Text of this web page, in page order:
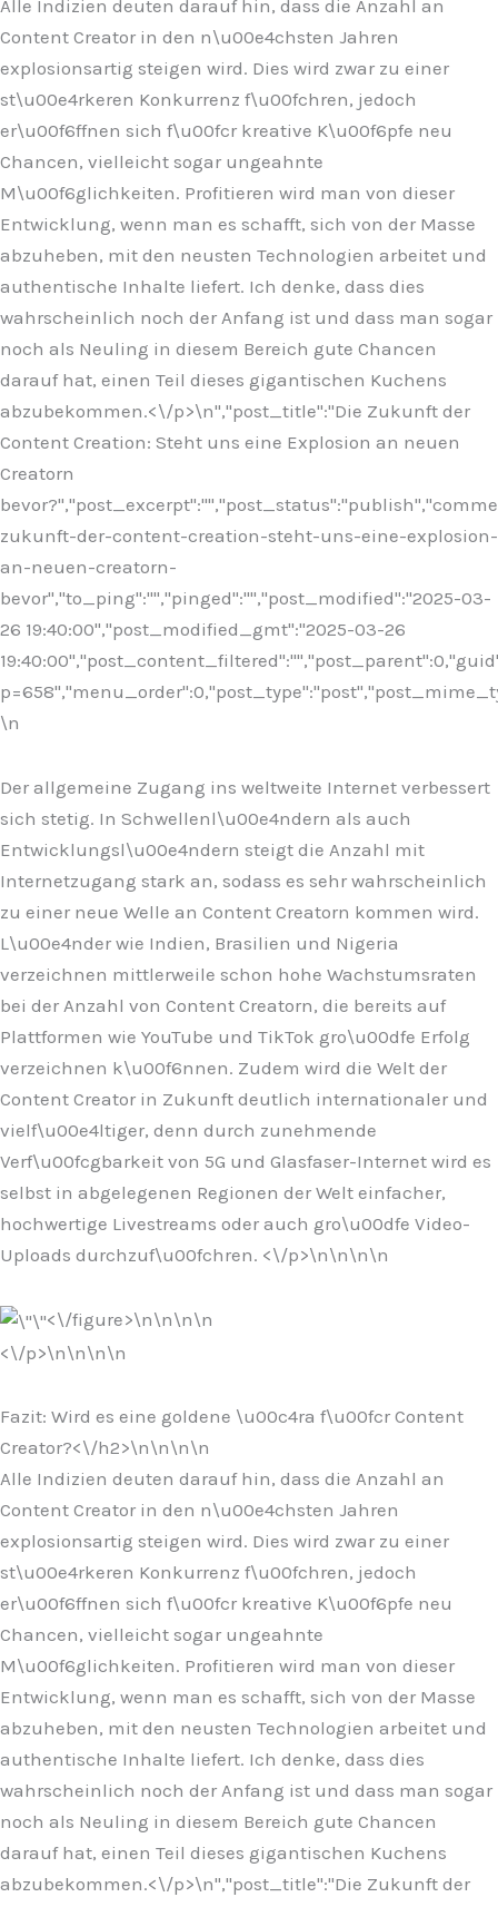
Alle Indizien deuten darauf hin, dass die Anzahl an
Content Creator in den n\u00e4chsten Jahren
explosionsartig steigen wird. Dies wird zwar zu einer
st\u00e4rkeren Konkurrenz f\u00fchren, jedoch
er\u00f6ffnen sich f\u00fcr kreative K\u00f6pfe neu
Chancen, vielleicht sogar ungeahnte
M\u00f6glichkeiten. Profitieren wird man von dieser
Entwicklung, wenn man es schafft, sich von der Masse
abzuheben, mit den neusten Technologien arbeitet und
authentische Inhalte liefert. Ich denke, dass dies
wahrscheinlich noch der Anfang ist und dass man sogar
noch als Neuling in diesem Bereich gute Chancen
darauf hat, einen Teil dieses gigantischen Kuchens
abzubekommen.<\/p>\n","post_title":"Die Zukunft der
Content Creation: Steht uns eine Explosion an neuen
Creatorn
zukunft-der-content-creation-steht-uns-eine-explosion-
an-neuen-creatorn-
bevor","to_ping":"","pinged":"","post_modified":"2025-03-
26 19:40:00","post_modified_gmt":"2025-03-26
\n
Der allgemeine Zugang ins weltweite Internet verbessert
sich stetig. In Schwellenl\u00e4ndern als auch
Entwicklungsl\u00e4ndern steigt die Anzahl mit
Internetzugang stark an, sodass es sehr wahrscheinlich
zu einer neue Welle an Content Creatorn kommen wird.
L\u00e4nder wie Indien, Brasilien und Nigeria
verzeichnen mittlerweile schon hohe Wachstumsraten
bei der Anzahl von Content Creatorn, die bereits auf
Plattformen wie YouTube und TikTok gro\u00dfe Erfolg
verzeichnen k\u00f6nnen. Zudem wird die Welt der
Content Creator in Zukunft deutlich internationaler und
vielf\u00e4ltiger, denn durch zunehmende
Verf\u00fcgbarkeit von 5G und Glasfaser-Internet wird es
selbst in abgelegenen Regionen der Welt einfacher,
hochwertige Livestreams oder auch gro\u00dfe Video-
Uploads durchzuf\u00fchren. <\/p>\n\n\n\n
<\/figure>\n\n\n\n
<\/p>\n\n\n\n
Fazit: Wird es eine goldene \u00c4ra f\u00fcr Content
Creator?<\/h2>\n\n\n\n
Alle Indizien deuten darauf hin, dass die Anzahl an
Content Creator in den n\u00e4chsten Jahren
explosionsartig steigen wird. Dies wird zwar zu einer
st\u00e4rkeren Konkurrenz f\u00fchren, jedoch
er\u00f6ffnen sich f\u00fcr kreative K\u00f6pfe neu
Chancen, vielleicht sogar ungeahnte
M\u00f6glichkeiten. Profitieren wird man von dieser
Entwicklung, wenn man es schafft, sich von der Masse
abzuheben, mit den neusten Technologien arbeitet und
authentische Inhalte liefert. Ich denke, dass dies
wahrscheinlich noch der Anfang ist und dass man sogar
noch als Neuling in diesem Bereich gute Chancen
darauf hat, einen Teil dieses gigantischen Kuchens
abzubekommen.<\/p>\n","post_title":"Die Zukunft der